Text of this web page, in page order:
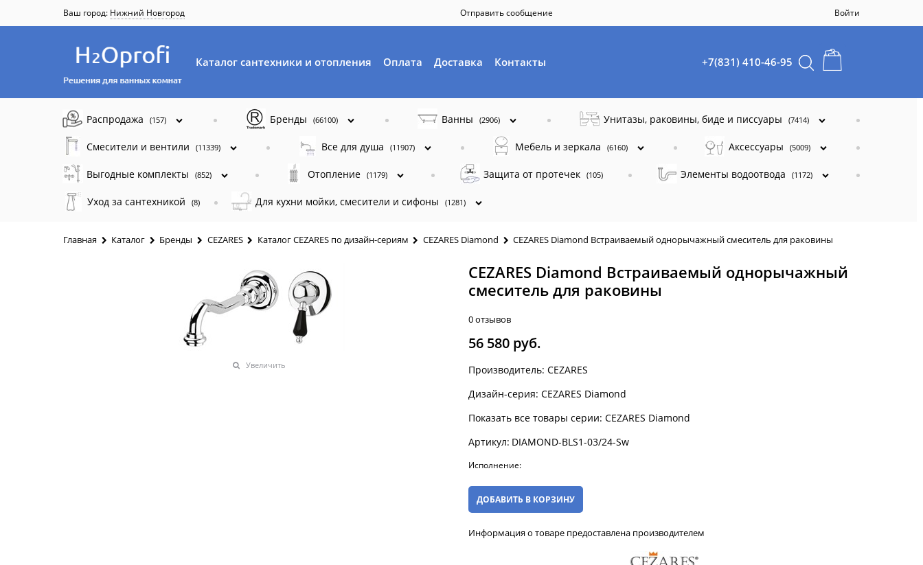
Ваш город: Нижний Новгород Отправить сообщение Войти
Каталог сантехники и отопления Оплата Доставка Контакты +7(831) 410-46-95
Распродажа (157) Бренды (66100) Ванны (2906) Унитазы, раковины, биде и писсуары (7414)
Смесители и вентили (11339) Все для душа (11907) Мебель и зеркала (6160) Аксессуары (5009)
Выгодные комплекты (852) Отопление (1179) Защита от протечек (105) Элементы водоотвода (1172)
Уход за сантехникой (8) Для кухни мойки, смесители и сифоны (1281)
Главная Каталог Бренды CEZARES Каталог CEZARES по дизайн-сериям CEZARES Diamond CEZARES Diamond Встраиваемый однорычажный смеситель для раковины
Увеличить
CEZARES Diamond Встраиваемый однорычажный
смеситель для раковины
0 отзывов
56 580 руб.
Производитель: CEZARES
Дизайн-серия: CEZARES Diamond
Показать все товары серии: CEZARES Diamond
Артикул: DIAMOND-BLS1-03/24-Sw
Исполнение:
ДОБАВИТЬ В КОРЗИНУ
Информация о товаре предоставлена производителем